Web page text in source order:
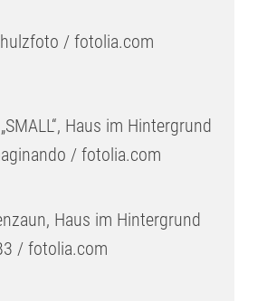
/ fotolia.com
Haus im Hintergrund
/ fotolia.com
Haus im Hintergrund
/ fotolia.com